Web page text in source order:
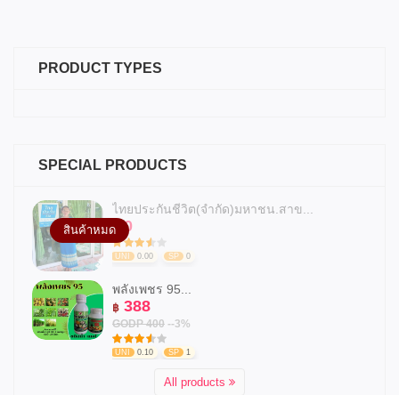
PRODUCT TYPES
SPECIAL PRODUCTS
สินค้าหมด
ไทยประกันชีวิต(จำกัด)มหาชน.สาข...
฿ 0
UNI 0.00 SP 0
พลังเพชร 95...
฿ 388
GODP 400 --3%
UNI 0.10 SP 1
All products